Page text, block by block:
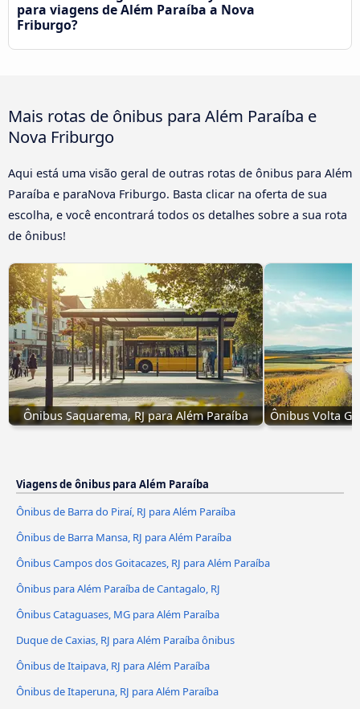
para viagens de Além Paraíba a Nova
Friburgo?
Mais rotas de ônibus para Além Paraíba e
Nova Friburgo
Aqui está uma visão geral de outras rotas de ônibus para Além
Paraíba e paraNova Friburgo. Basta clicar na oferta de sua
escolha, e você encontrará todos os detalhes sobre a sua rota
de ônibus!
Ônibus Saquarema, RJ para Além Paraíba Ônibus Volta
Viagens de ônibus para Além Paraíba
Ônibus de Barra do Piraí, RJ para Além Paraíba
Ônibus de Barra Mansa, RJ para Além Paraíba
Ônibus Campos dos Goitacazes, RJ para Além Paraíba
Ônibus para Além Paraíba de Cantagalo, RJ
Ônibus Cataguases, MG para Além Paraíba
Duque de Caxias, RJ para Além Paraíba ônibus
Ônibus de Itaipava, RJ para Além Paraíba
Ônibus de Itaperuna, RJ para Além Paraíba